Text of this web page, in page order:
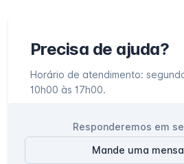
Precisa de ajuda?
Horário de atendimento:
10h00 às 17h00.
Responderemos em
Mande uma